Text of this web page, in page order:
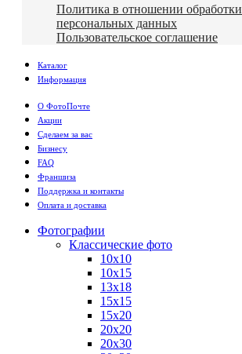
Политика в отношении обработки
персональных данных
Пользовательское соглашение
Каталог
Информация
О ФотоПочте
Акции
Сделаем за вас
Бизнесу
FAQ
Франшиза
Поддержка и контакты
Оплата и доставка
Фотографии
Классические фото
10х10
10х15
13х18
15х15
15х20
20х20
20х30